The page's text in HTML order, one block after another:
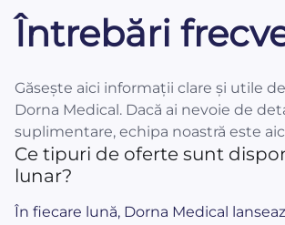
Întrebări
Găsește aici informații clare și utile
Dorna Medical. Dacă ai nevoie de
suplimentare, echipa noastră este
Ce tipuri de oferte sunt
lunar?
În fiecare lună, Dorna Medical